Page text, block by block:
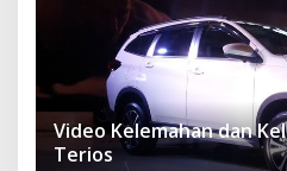
Video Kelemahan dan
Terios